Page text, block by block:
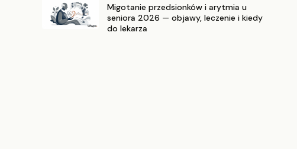
Migotanie przedsionków i arytmia u
seniora 2026 — objawy, leczenie i kiedy
do lekarza